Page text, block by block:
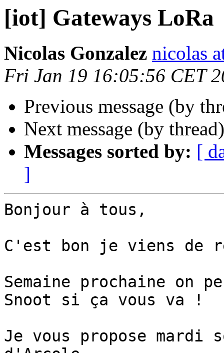
[iot] Gateways LoRa
Nicolas Gonzalez nicolas
Fri Jan 19 16:05:56 CET
Previous message (by
Next message (by
Messages sorted by: [
]
Bonjour à tous,
C'est bon je viens de
Semaine prochaine on
Snoot si ça vous va !
Je vous propose mardi